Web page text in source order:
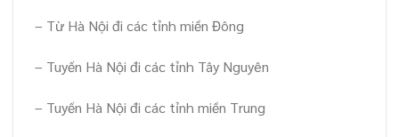
– Từ Hà Nội đi các tỉnh miền Đông
– Tuyến Hà Nội đi các tỉnh Tây Nguyên
– Tuyến Hà Nội đi các tỉnh miền Trung